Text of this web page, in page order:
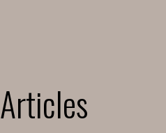
Articles